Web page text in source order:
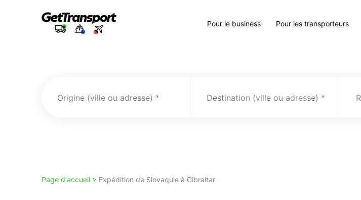
Pour le business Pour les transporteurs
Origine (ville ou adresse) Destination (ville ou adresse)
Page d'accueil > Expédition de Slovaquie à Gibraltar